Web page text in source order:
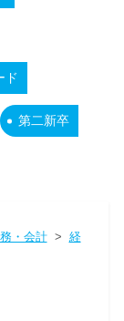
ド
第二新卒
・会計> 経